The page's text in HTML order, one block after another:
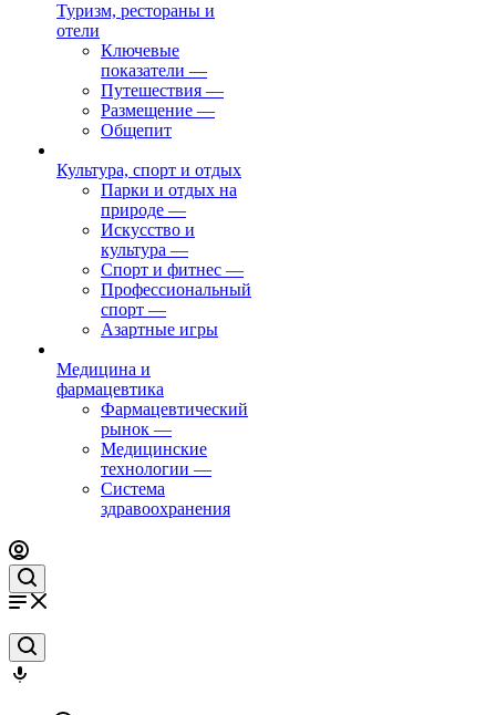
Туризм, рестораны и
отели
Ключевые
показатели —
Путешествия —
Размещение —
Общепит
Культура, спорт и отдых
Парки и отдых на
природе —
Искусство и
культура —
Спорт и фитнес —
Профессиональный
спорт —
Азартные игры
Медицина и
фармацевтика
Фармацевтический
рынок —
Медицинские
технологии —
Система
здравоохранения